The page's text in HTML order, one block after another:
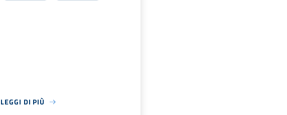
LEGGI DI PIÙ